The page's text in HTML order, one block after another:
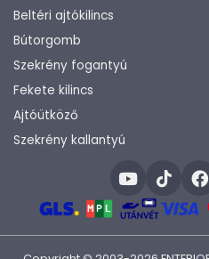
Beltéri ajtókilincs
Bútorgomb
Szekrény fogantyú
Fekete kilincs
Ajtóütköző
Szekrény kallantyú